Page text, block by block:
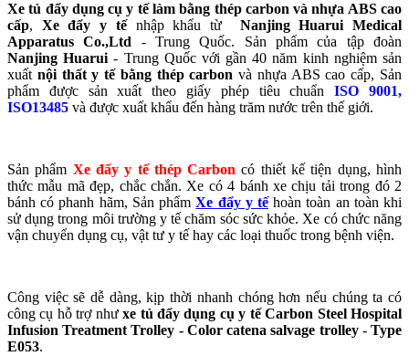
Xe tủ đẩy dụng cụ y tế làm bằng thép carbon và nhựa ABS cao
cấp, Xe đẩy y tếnhập khẩu từ Nanjing Huarui Medical
Apparatus Co.,Ltd - Trung Quốc. Sản phẩm của tập đoàn
Nanjing Huarui - Trung Quốc với gần 40 năm kinh nghiệm sản
xuất nội thất y tế bằng thép carbon và nhựa ABS cao cấp, Sản
phẩm được sản xuất theo giấy phép tiêu chuẩnISO 9001,
ISO13485 và được xuất khẩu đến hàng trăm nước trên thế giới.
Sản phẩm Xe đẩy y tế thép Carboncó thiết kế tiện dụng, hình
thức mẫu mã đẹp, chắc chắn. Xe có 4 bánh xe chịu tải trong đó 2
bánh có phanh hãm, Sản phẩmXe đẩy y tếhoàn toàn an toàn khi
sử dụng trong môi trường y tế chăm sóc sức khỏe. Xe có chức năng
vận chuyển dụng cụ, vật tư y tế hay các loại thuốc trong bệnh viện.
Công việc sẽ dễ dàng, kịp thời nhanh chóng hơn nếu chúng ta có
công cụ hỗ trợ nhưxe tủ đẩy dụng cụ y tế Carbon Steel Hospital
Infusion Treatment Trolley - Color catena salvage trolley-Type
E053.